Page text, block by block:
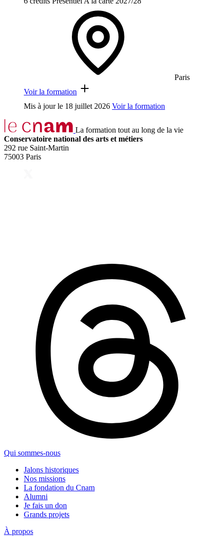
Paris
Voir la formation
Mis à jour le 18 juillet 2026 Voir la formation
La formation tout au long de la vie
Conservatoire national des arts et métiers
292 rue Saint-Martin
75003 Paris
Qui sommes-nous
Jalons historiques
Nos missions
La fondation du Cnam
Alumni
Je fais un don
Grands projets
À propos